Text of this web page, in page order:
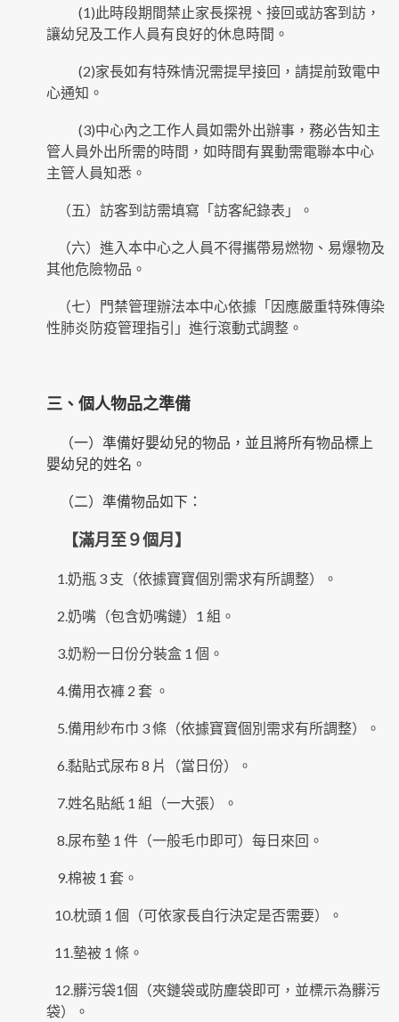
(1)此時段期間禁止家長探視、接回或訪客到訪，
讓幼兒及工作人員有良好的休息時間。
(2)家長如有特殊情況需提早接回，請提前致電中
心通知。
(3)中心內之工作人員如需外出辦事，務必告知主
管人員外出所需的時間，如時間有異動需電聯本中心
主管人員知悉。
（五）訪客到訪需填寫「訪客紀錄表」。
（六）進入本中心之人員不得攜帶易燃物、易爆物及
其他危險物品。
（七）門禁管理辦法本中心依據「因應嚴重特殊傳染
性肺炎防疫管理指引」進行滾動式調整。
三、個人物品之準備
（一）準備好嬰幼兒的物品，並且將所有物品標上
嬰幼兒的姓名。
（二）準備物品如下：
【滿月至９個月】
1.奶瓶 3 支（依據寶寶個別需求有所調整）。
2.奶嘴（包含奶嘴鏈）1 組。
3.奶粉一日份分裝盒 1 個。
4.備用衣褲 2 套 。
5.備用紗布巾 3 條（依據寶寶個別需求有所調整）。
6.黏貼式尿布 8 片（當日份）。
7.姓名貼紙 1 組（一大張）。
8.尿布墊 1 件（一般毛巾即可）每日來回。
9.棉被 1 套。
10.枕頭 1 個（可依家長自行決定是否需要）。
11.墊被 1 條。
12.髒污袋1個（夾鏈袋或防塵袋即可，並標示為髒污
袋）。